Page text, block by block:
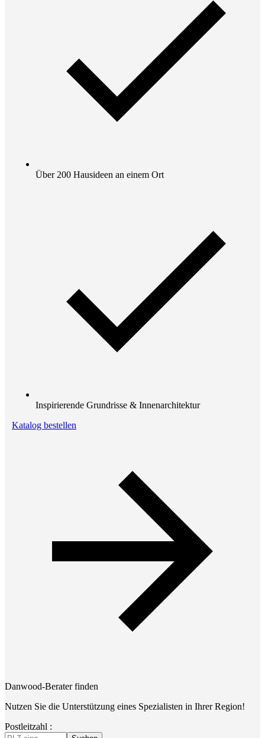
Über 200 Hausideen an einem Ort
Inspirierende Grundrisse & Innenarchitektur
Katalog bestellen
Danwood-Berater finden
Nutzen Sie die Unterstützung eines Spezialisten in Ihrer Region!
Postleitzahl :